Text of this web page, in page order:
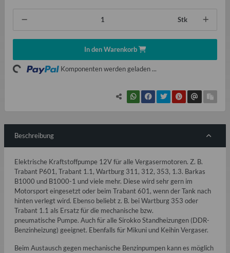
Stk
In den Warenkorb
Loading... Komponenten werden geladen ...
Beschreibung
Elektrische Kraftstoffpumpe 12V für alle Vergasermotoren. Z. B.
Trabant P601, Trabant 1.1, Wartburg 311, 312, 353, 1.3. Barkas
B1000 und B1000-1 und viele mehr. Diese wird sehr gern im
Motorsport eingesetzt oder beim Trabant 601, wenn der Tank nach
hinten verlegt wird. Ebenso beliebt z. B. bei Wartburg 353 oder
Trabant 1.1 als Ersatz für die mechanische bzw.
pneumatische Pumpe. Auch für alle Sirokko Standheizungen (DDR-
Benzinheizung) geeignet. Ebenfalls für Mikuni und Keihin Vergaser.
Beim Austausch gegen mechanische Benzinpumpen kann es möglich